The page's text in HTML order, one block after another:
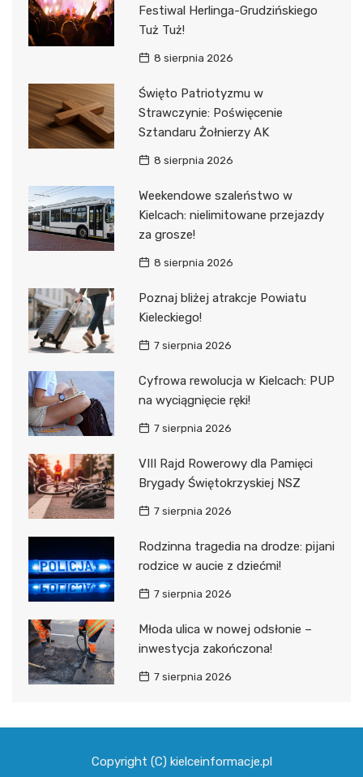
Festiwal Herlinga-Grudzińskiego
Tuż Tuż!
8 sierpnia 2026
Święto Patriotyzmu w
Strawczynie: Poświęcenie
Sztandaru Żołnierzy AK
8 sierpnia 2026
Weekendowe szaleństwo w
Kielcach: nielimitowane przejazdy
za grosze!
8 sierpnia 2026
Poznaj bliżej atrakcje Powiatu
Kieleckiego!
7 sierpnia 2026
Cyfrowa rewolucja w Kielcach: PUP
na wyciągnięcie ręki!
7 sierpnia 2026
VIII Rajd Rowerowy dla Pamięci
Brygady Świętokrzyskiej NSZ
7 sierpnia 2026
Rodzinna tragedia na drodze: pijani
rodzice w aucie z dziećmi!
7 sierpnia 2026
Młoda ulica w nowej odsłonie –
inwestycja zakończona!
7 sierpnia 2026
Copyright (C) kielceinformacje.pl